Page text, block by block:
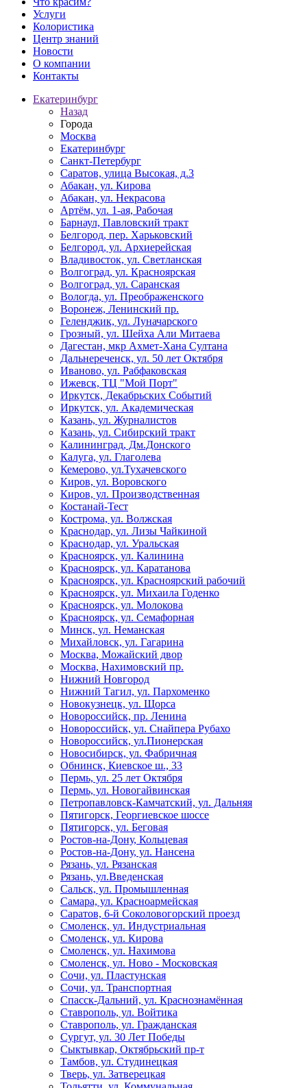
Услуги
Колористика
Центр знаний
Новости
О компании
Контакты
Екатеринбург
Назад
Города
Москва
Екатеринбург
Санкт-Петербург
Саратов, улица Высокая, д.3
Абакан, ул. Кирова
Абакан, ул. Некрасова
Артём, ул. 1-ая, Рабочая
Барнаул, Павловский тракт
Белгород, пер. Харьковский
Белгород, ул. Архиерейская
Владивосток, ул. Светланская
Волгоград, ул. Красноярская
Волгоград, ул. Саранская
Вологда, ул. Преображенского
Воронеж, Ленинский пр.
Геленджик, ул. Луначарского
Грозный, ул. Шейха Али Митаева
Дагестан, мкр Ахмет-Хана Султана
Дальнереченск, ул. 50 лет Октября
Иваново, ул. Рабфаковская
Ижевск, ТЦ "Мой Порт"
Иркутск, Декабрьских Событий
Иркутск, ул. Академическая
Казань, ул. Журналистов
Казань, ул. Сибирский тракт
Калининград, Дм.Донского
Калуга, ул. Глаголева
Кемерово, ул.Тухачевского
Киров, ул. Воровского
Киров, ул. Производственная
Костанай-Тест
Кострома, ул. Волжская
Краснодар, ул. Лизы Чайкиной
Краснодар, ул. Уральская
Красноярск, ул. Калинина
Красноярск, ул. Каратанова
Красноярск, ул. Красноярский рабочий
Красноярск, ул. Михаила Годенко
Красноярск, ул. Молокова
Красноярск, ул. Семафорная
Минск, ул. Неманская
Михайловск, ул. Гагарина
Москва, Можайский двор
Москва, Нахимовский пр.
Нижний Новгород
Нижний Тагил, ул. Пархоменко
Новокузнецк, ул. Щорса
Новороссийск, пр. Ленина
Новороссийск, ул. Снайпера Рубахо
Новороссийск, ул.Пионерская
Новосибирск, ул. Фабричная
Обнинск, Киевское ш., 33
Пермь, ул. 25 лет Октября
Пермь, ул. Новогайвинская
Петропавловск-Камчатский, ул. Дальняя
Пятигорск, Георгиевское шоссе
Пятигорск, ул. Беговая
Ростов-на-Дону, Кольцевая
Ростов-на-Дону, ул. Нансена
Рязань, ул. Рязанская
Рязань, ул.Введенская
Сальск, ул. Промышленная
Самара, ул. Красноармейская
Саратов, 6-й Соколовогорский проезд
Смоленск, ул. Индустриальная
Смоленск, ул. Кирова
Смоленск, ул. Нахимова
Смоленск, ул. Ново - Московская
Сочи, ул. Пластунская
Сочи, ул. Транспортная
Спасск-Дальний, ул. Краснознамённая
Ставрополь, ул. Войтика
Ставрополь, ул. Гражданская
Сургут, ул. 30 Лет Победы
Сыктывкар, Октябрьский пр-т
Тамбов, ул. Студинецкая
Тверь, ул. Затверецкая